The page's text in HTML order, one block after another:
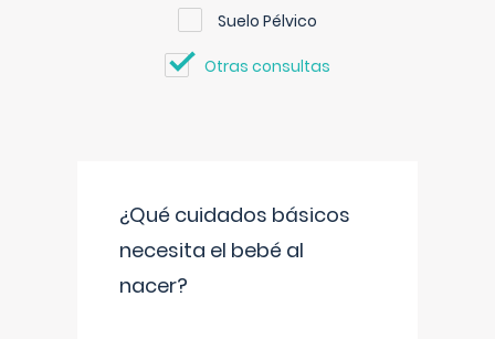
Suelo Pélvico
Otras consultas
¿Qué cuidados básicos
necesita el bebé al
nacer?